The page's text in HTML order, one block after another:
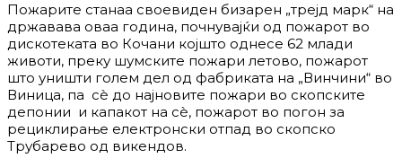
Пожарите станаа своевиден бизарен „трејд марк“ на
државава оваа година, почнувајќи од пожарот во
дискотеката во Кочани којшто однесе 62 млади
животи, преку шумските пожари летово, пожарот
што уништи голем дел од фабриката на „Винчини“ во
Виница, па сѐ до најновите пожари во скопските
депонии и капакот на сѐ, пожарот во погон за
рециклирање електронски отпад во скопско
Трубарево од викендов.